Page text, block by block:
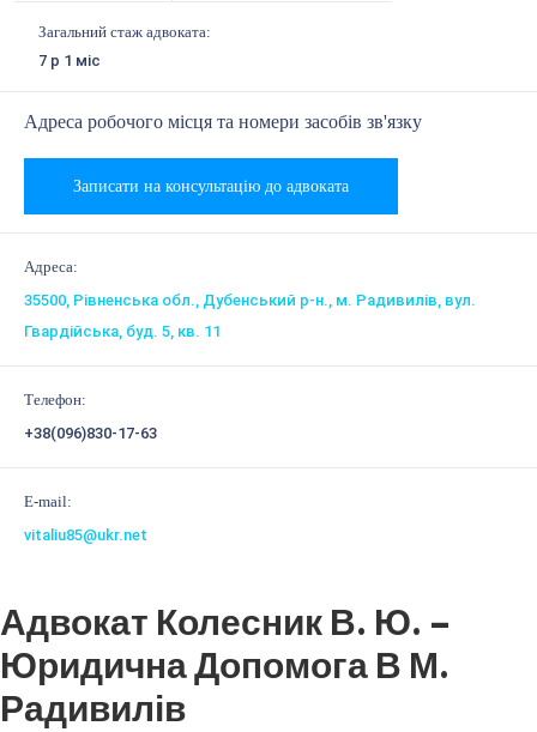
Загальний стаж адвоката:
7 р 1 міс
Адреса робочого місця та номери засобів зв'язку
Записати на консультацію до адвоката
Адреса:
35500, Рівненська обл., Дубенський р-н., м. Радивилів, вул.
Гвардійська, буд. 5, кв. 11
Телефон:
+38(096)830-17-63
E-mail:
vitaliu85@ukr.net
Адвокат Колесник В. Ю. –
Юридична Допомога В М.
Радивилів